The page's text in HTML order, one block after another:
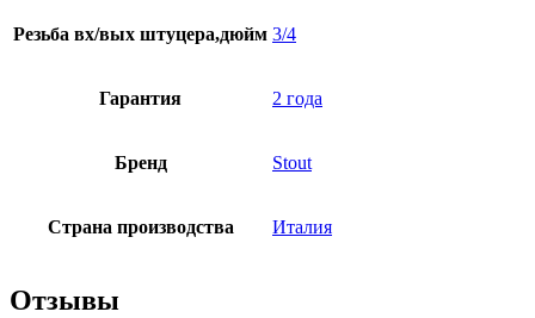
Резьба вх/вых штуцера,дюйм 3/4
Гарантия 2 года
Бренд Stout
Страна производства Италия
Отзывы